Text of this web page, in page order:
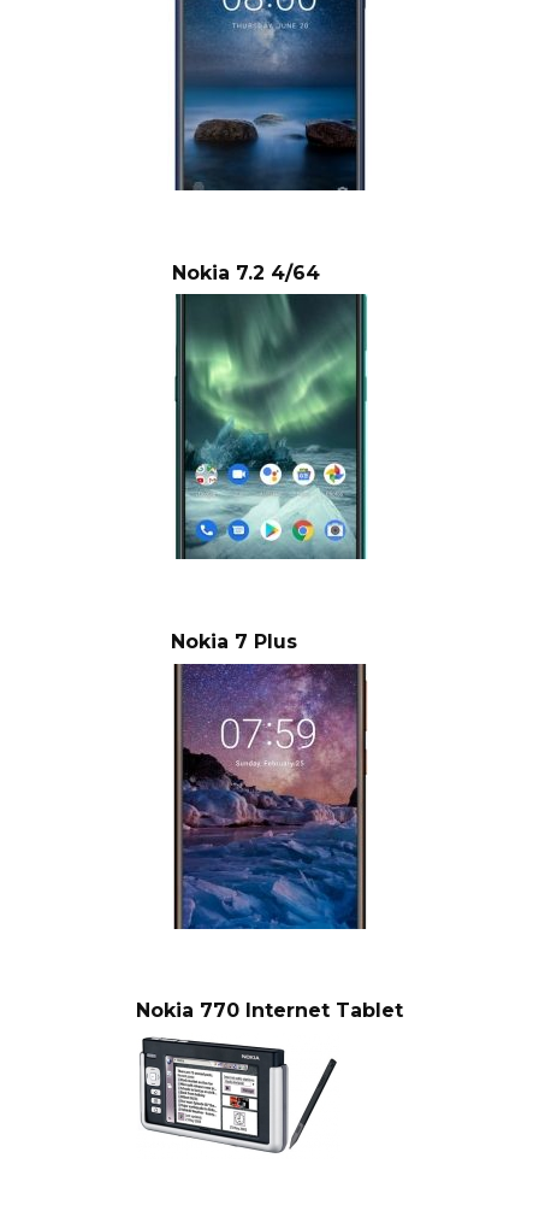
Nokia 7.2 4/64
Nokia 7 Plus
Nokia 770 Internet Tablet